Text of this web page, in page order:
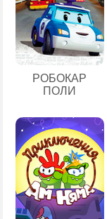
РОБОКАР
ПОЛИ